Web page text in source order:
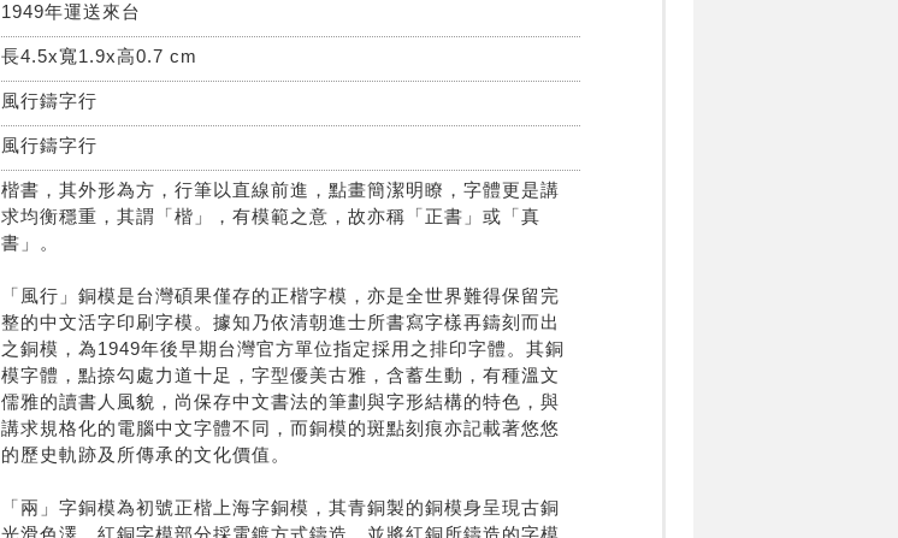
1949年運送來台
長4.5x寬1.9x高0.7 cm
風行鑄字行
風行鑄字行
楷書，其外形為方，行筆以直線前進，點畫簡潔明瞭，字體更是講
求均衡穩重，其謂「楷」，有模範之意，故亦稱「正書」或「真
書」。
「風行」銅模是台灣碩果僅存的正楷字模，亦是全世界難得保留完
整的中文活字印刷字模。據知乃依清朝進士所書寫字樣再鑄刻而出
之銅模，為1949年後早期台灣官方單位指定採用之排印字體。其銅
模字體，點捺勾處力道十足，字型優美古雅，含蓄生動，有種溫文
儒雅的讀書人風貌，尚保存中文書法的筆劃與字形結構的特色，與
講求規格化的電腦中文字體不同，而銅模的斑點刻痕亦記載著悠悠
的歷史軌跡及所傳承的文化價值。
「兩」字銅模為初號正楷上海字銅模，其青銅製的銅模身呈現古銅
光滑色澤，紅銅字模部分採電鍍方式鑄造，並將紅銅所鑄造的字模